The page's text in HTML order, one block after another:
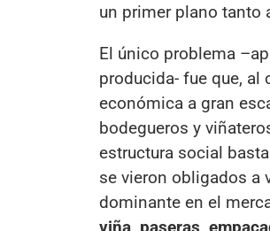
un primer plano tanto
El único problema
producida- fue que,
económica a gran
bodegueros y
estructura social
se vieron obligados a
dominante en el